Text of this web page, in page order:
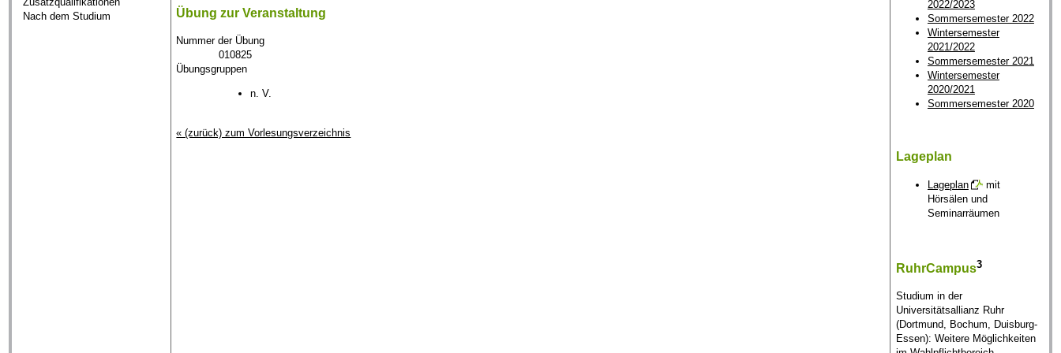
Nach dem Studium
Übung zur Veranstaltung
Nummer der Übung
010825
Übungsgruppen
n. V.
« (zurück) zum Vorlesungsverzeichnis
2022/2023
Sommersemester 2022
Wintersemester
2021/2022
Sommersemester 2021
Wintersemester
2020/2021
Sommersemester 2020
Lageplan
Lageplan
mit
Hörsälen und
Seminarräumen
RuhrCampus3
Studium in der
Universitätsallianz Ruhr
(Dortmund, Bochum, Duisburg-
Essen): Weitere Möglichkeiten